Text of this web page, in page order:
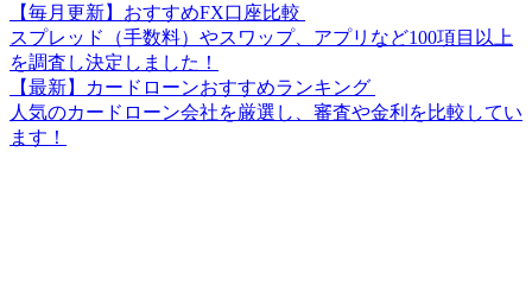
【毎月更新】おすすめFX口座比較
スプレッド（手数料）やスワップ、アプリなど100項目以上
を調査し決定しました！
【最新】カードローンおすすめランキング
人気のカードローン会社を厳選し、審査や金利を比較してい
ます！